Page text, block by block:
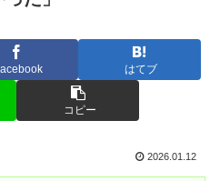
はてブ
コピー
2026.01.12